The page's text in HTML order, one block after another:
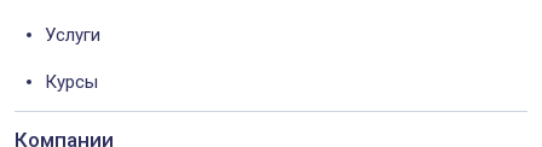
Услуги
Курсы
Компании